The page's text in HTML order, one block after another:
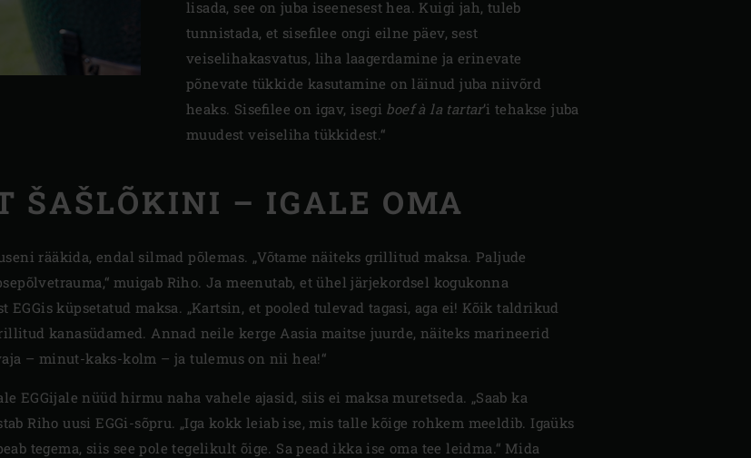
lisada, see on juba iseenesest hea. Kuigi jah, tuleb
tunnistada, et sisefilee ongi eilne päev, sest
veiselihakasvatus, liha laagerdamine ja erinevate
põnevate tükkide kasutamine on läinud juba niivõrd
heaks. Sisefilee on igav, isegi boef à la tartar’i tehakse juba
muudest veiseliha tükkidest.“
ŠAŠLÕKINI – IGALE OMA
rääkida, endal silmad põlemas. „Võtame näiteks grillitud maksa. Paljude
muigab Riho. Ja meenutab, et ühel järjekordsel kogukonna
küpsetatud maksa. „Kartsin, et pooled tulevad tagasi, aga ei! Kõik taldrikud
kanasüdamed. Annad neile kerge Aasia maitse juurde, näiteks marineerid
– minut-kaks-kolm – ja tulemus on nii hea!“
EGGijale nüüd hirmu naha vahele ajasid, siis ei maksa muretseda. „Saab ka
Riho uusi EGGi-sõpru. „Iga kokk leiab ise, mis talle kõige rohkem meeldib. Igaüks
tegema, siis see pole tegelikult õige. Sa pead ikka ise oma tee leidma.“ Mida